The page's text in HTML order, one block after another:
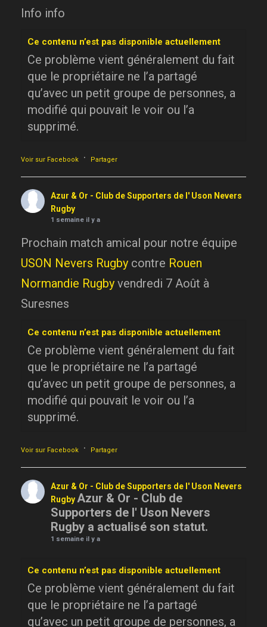
Info info
Ce contenu n’est pas disponible actuellement
Ce problème vient généralement du fait
que le propriétaire ne l’a partagé
qu’avec un petit groupe de personnes, a
modifié qui pouvait le voir ou l’a
supprimé.
Voir sur Facebook · Partager
Azur & Or - Club de Supporters de l' Uson Nevers
Rugby
1 semaine il y a
Prochain match amical pour notre équipe
USON Nevers Rugby contre Rouen
Normandie Rugby vendredi 7 Août à
Suresnes
Ce contenu n’est pas disponible actuellement
Ce problème vient généralement du fait
que le propriétaire ne l’a partagé
qu’avec un petit groupe de personnes, a
modifié qui pouvait le voir ou l’a
supprimé.
Voir sur Facebook · Partager
Azur & Or - Club de Supporters de l' Uson Nevers
RugbyAzur & Or - Club de
Supporters de l' Uson Nevers
Rugby a actualisé son statut.
1 semaine il y a
Ce contenu n’est pas disponible actuellement
Ce problème vient généralement du fait
que le propriétaire ne l’a partagé
qu’avec un petit groupe de personnes, a